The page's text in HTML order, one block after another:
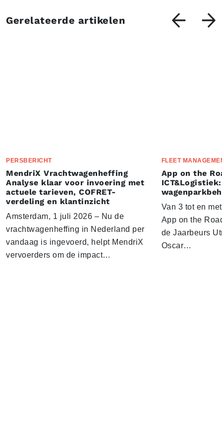
Gerelateerde artikelen
PERSBERICHT
MendriX Vrachtwagenheffing
Analyse klaar voor invoering met
actuele tarieven, COFRET-
verdeling en klantinzicht
Amsterdam, 1 juli 2026 – Nu de
vrachtwagenheffing in Nederland per
vandaag is ingevoerd, helpt MendriX
vervoerders om de impact…
FLEET
App on the
Van 3 tot en
App on the
de Jaarbeurs
Oscar…